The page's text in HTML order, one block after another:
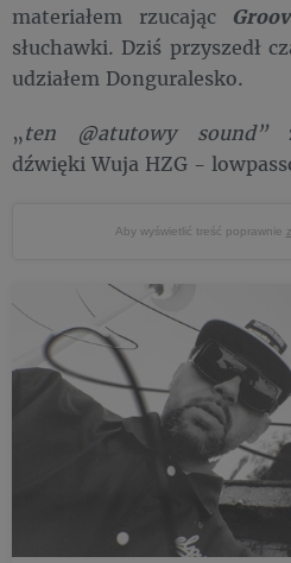
materiałem rzucając
słuchawki. Dziś przyszedł
udziałem Donguralesko.
„ten @atutowy sound”
dźwięki Wuja HZG -
Aby wyświetlić treść poprawnie